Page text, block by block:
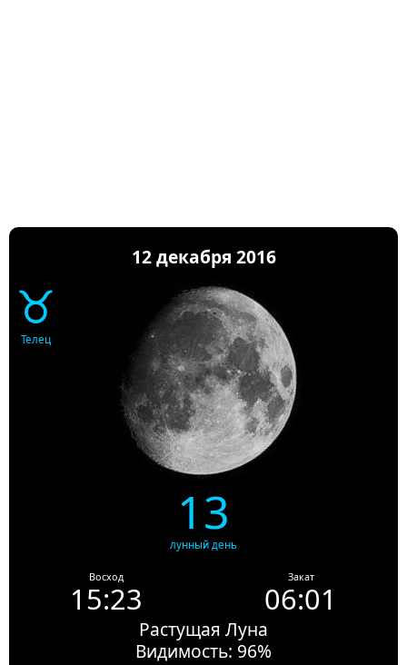
12 декабря 2016
♉
Телец
13
лунный день
Восход
15:23
Закат
06:01
Растущая Луна
Видимость: 96%